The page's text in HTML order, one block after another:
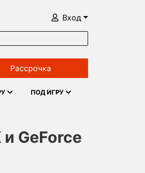
Вход
Рассрочка
ПОД ИГРУ
GeForce